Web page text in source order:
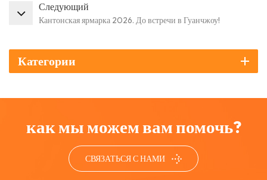
Следующий
Кантонская ярмарка 2026. До встречи в Гуанчжоу!
Категории
как мы можем вам помочь?
СВЯЗАТЬСЯ С НАМИ